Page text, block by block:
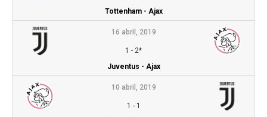
Tottenham - Ajax
16 abril, 2019
1 - 2*
Juventus - Ajax
10 abril, 2019
1 - 1